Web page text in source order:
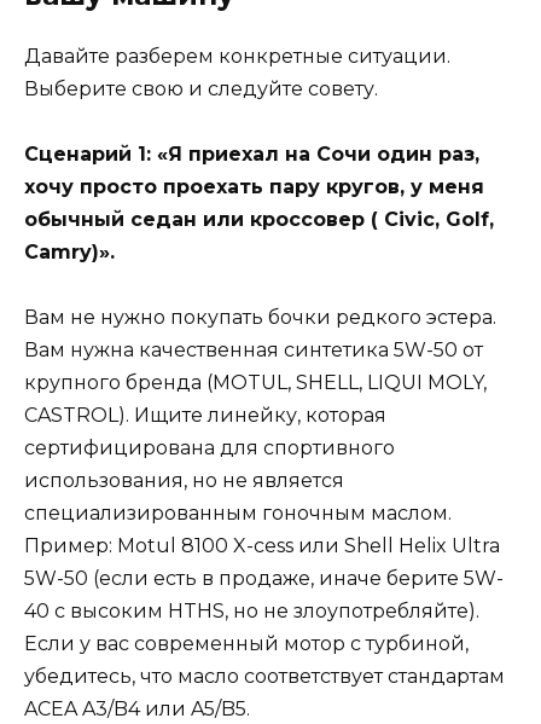
Давайте разберем конкретные ситуации.
Выберите свою и следуйте совету.
Сценарий 1: «Я приехал на Сочи один раз,
хочу просто проехать пару кругов, у меня
обычный седан или кроссовер ( Civic, Golf,
Camry)».
Вам не нужно покупать бочки редкого эстера.
Вам нужна качественная синтетика 5W-50 от
крупного бренда (MOTUL, SHELL, LIQUI MOLY,
CASTROL). Ищите линейку, которая
сертифицирована для спортивного
использования, но не является
специализированным гоночным маслом.
Пример: Motul 8100 X-cess или Shell Helix Ultra
5W-50 (если есть в продаже, иначе берите 5W-
40 с высоким HTHS, но не злоупотребляйте).
Если у вас современный мотор с турбиной,
убедитесь, что масло соответствует стандартам
ACEA A3/B4 или A5/B5.